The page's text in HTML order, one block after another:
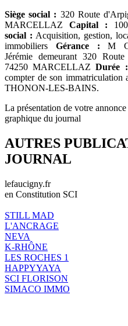
Siège social : 320 Route
MARCELLAZ Capital :
social : Acquisition, gestion,
immobiliers Gérance : M
Jérémie demeurant 320
74250 MARCELLAZDurée :
compter de son immatriculation
THONON-LES-BAINS.
La présentation de votre
graphique du journal
AUTRES
JOURNAL
lefaucigny.fr
en Constitution SCI
STILL MAD
L'ANCRAGE
NEVA
K-RHÔNE
LES ROCHES 1
HAPPYYAYA
SCI FLORISON
SIMACO IMMO